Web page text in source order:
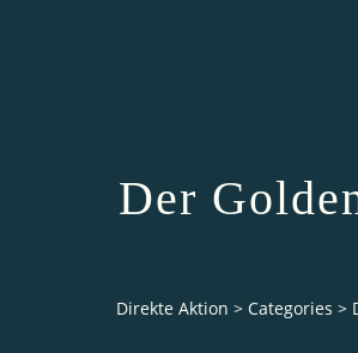
Der
Direkte Aktion > Categories >